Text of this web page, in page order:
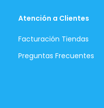
Atención a Clientes
Facturación Tiendas
Preguntas Frecuentes